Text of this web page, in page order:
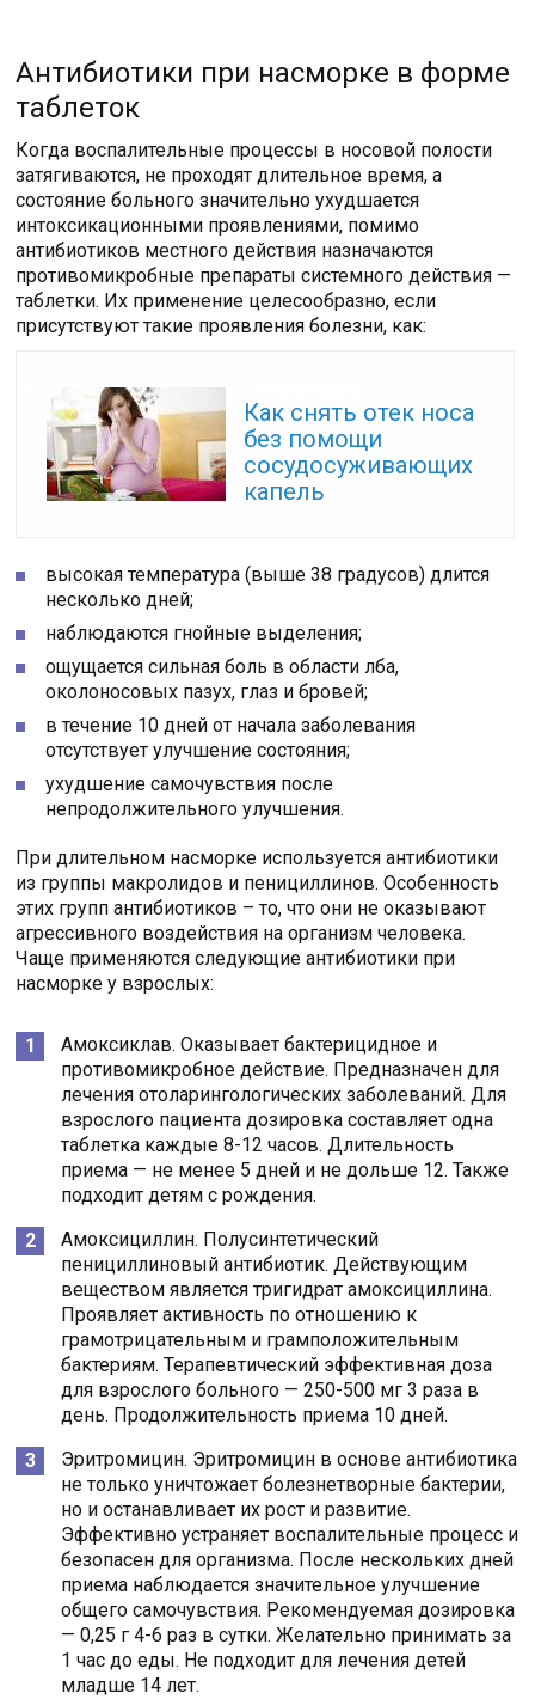
Антибиотики при насморке в форме
таблеток
Когда воспалительные процессы в носовой полости
затягиваются, не проходят длительное время, а
состояние больного значительно ухудшается
интоксикационными проявлениями, помимо
антибиотиков местного действия назначаются
противомикробные препараты системного действия —
таблетки. Их применение целесообразно, если
присутствуют такие проявления болезни, как:
Как снять отек носа
без помощи
сосудосуживающих
капель
высокая температура (выше 38 градусов) длится
несколько дней;
наблюдаются гнойные выделения;
ощущается сильная боль в области лба,
околоносовых пазух, глаз и бровей;
в течение 10 дней от начала заболевания
отсутствует улучшение состояния;
ухудшение самочувствия после
непродолжительного улучшения.
При длительном насморке используется антибиотики
из группы макролидов и пенициллинов. Особенность
этих групп антибиотиков – то, что они не оказывают
агрессивного воздействия на организм человека.
Чаще применяются следующие антибиотики при
насморке у взрослых:
Амоксиклав. Оказывает бактерицидное и
противомикробное действие. Предназначен для
лечения отоларингологических заболеваний. Для
взрослого пациента дозировка составляет одна
таблетка каждые 8-12 часов. Длительность
приема — не менее 5 дней и не дольше 12. Также
подходит детям с рождения.
Амоксициллин. Полусинтетический
пенициллиновый антибиотик. Действующим
веществом является тригидрат амоксициллина.
Проявляет активность по отношению к
грамотрицательным и грамположительным
бактериям. Терапевтический эффективная доза
для взрослого больного — 250-500 мг 3 раза в
день. Продолжительность приема 10 дней.
Эритромицин. Эритромицин в основе антибиотика
не только уничтожает болезнетворные бактерии,
но и останавливает их рост и развитие.
Эффективно устраняет воспалительные процесс и
безопасен для организма. После нескольких дней
приема наблюдается значительное улучшение
общего самочувствия. Рекомендуемая дозировка
— 0,25 г 4-6 раз в сутки. Желательно принимать за
1 час до еды. Не подходит для лечения детей
младше 14 лет.